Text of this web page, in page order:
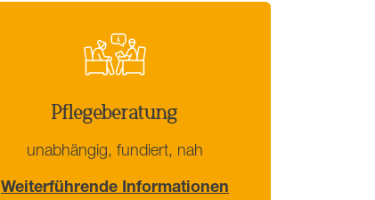
Pflegeberatung
unabhängig, fundiert, nah
Weiterführende Informationen